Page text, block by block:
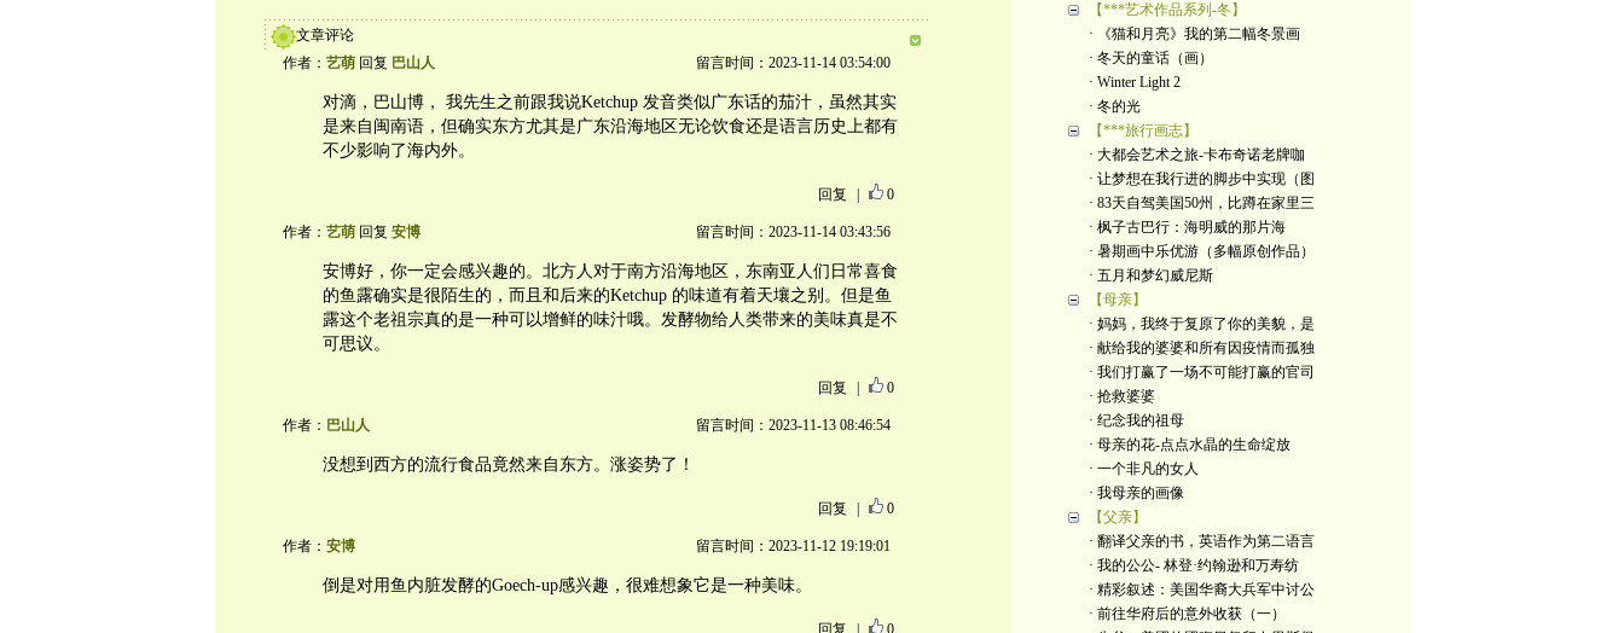
文章评论
作者： 艺萌回复 巴山人 留言时间：2023-11-14 03:54:00
对滴，巴山博， 我先生之前跟我说Ketchup 发音类似广东话的茄汁，虽然其实
是来自闽南语，但确实东方尤其是广东沿海地区无论饮食还是语言历史上都有
不少影响了海内外。
回复 0
作者： 艺萌回复 安博 留言时间：2023-11-14 03:43:56
安博好，你一定会感兴趣的。北方人对于南方沿海地区，东南亚人们日常喜食
的鱼露确实是很陌生的，而且和后来的Ketchup 的味道有着天壤之别。但是鱼
露这个老祖宗真的是一种可以增鲜的味汁哦。发酵物给人类带来的美味真是不
可思议。
回复 0
作者： 巴山人 留言时间：2023-11-13 08:46:54
没想到西方的流行食品竟然来自东方。涨姿势了！
回复 0
作者： 安博 留言时间：2023-11-12 19:19:01
倒是对用鱼内脏发酵的Goech-up感兴趣，很难想象它是一种美味。
回复 0
【***艺术作品系列-冬】
· 《猫和月亮》我的第二幅冬景画
· 冬天的童话（画）
· Winter Light 2
· 冬的光
【***旅行画志】
· 大都会艺术之旅-卡布奇诺老牌咖
· 让梦想在我行进的脚步中实现（图
· 83天自驾美国50州，比蹲在家里三
· 枫子古巴行：海明威的那片海
· 暑期画中乐优游（多幅原创作品）
· 五月和梦幻威尼斯
【母亲】
· 妈妈，我终于复原了你的美貌，是
· 献给我的婆婆和所有因疫情而孤独
· 我们打赢了一场不可能打赢的官司
· 抢救婆婆
· 纪念我的祖母
· 母亲的花-点点水晶的生命绽放
· 一个非凡的女人
· 我母亲的画像
【父亲】
· 翻译父亲的书，英语作为第二语言
· 我的公公- 林登·约翰逊和万寿纺
· 精彩叙述：美国华裔大兵军中讨公
· 前往华府后的意外收获（一）